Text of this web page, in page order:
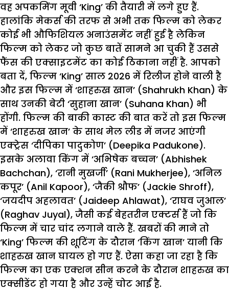
वह अपकमिंग मूवी ‘King’ की तैयारी में लगे हुए हैं.
हालांकि मेकर्स की तरफ से अभी तक फिल्म को लेकर
कोई भी औफिशियल अनाउंसमेंट नहीं हुई है लेकिन
फिल्म को लेकर जो कुछ बातें सामने आ चुकी हैं उससे
फैंस की एक्साइटमेंट का कोई ठिकाना नहीं है. आपको
बता दें, फिल्म ‘King’ साल 2026 में रिलीज होने वाली है
और इस फिल्म में ‘शाहरुख खान’ (Shahrukh Khan) के
साथ उनकी बेटी ‘सुहाना खान’ (Suhana Khan) भी
होंगी. फिल्म की बाकी कास्ट की बात करें तो इस फिल्म
में ‘शाहरुख खान’ के साथ मेल लीड में नजर आएंगी
एक्ट्रेस ‘दीपिका पादुकोण’ (Deepika Padukone).
इसके अलावा किंग में ‘अभिषेक बच्चन’ (Abhishek
Bachchan), ‘रानी मुखर्जी’ (Rani Mukherjee), ‘अनिल
कपूर’ (Anil Kapoor), ‘जैकी श्रौफ’ (Jackie Shroff),
‘जयदीप अहलावत’ (Jaideep Ahlawat), ‘राघव जुआल’
(Raghav Juyal), जैसी कई बेहतरीन एक्टर्स हैं जो कि
फिल्म में चार चांद लगाने वाले हैं. खबरों की माने तो
‘King’ फिल्म की शूटिंग के दौरान ‘किंग खान’ यानी कि
शाहरुख खान घायल हो गए हैं. ऐसा कहा जा रहा है कि
फिल्म का एक एक्शन सीन करने के दौरान शाहरुख का
एक्सीडेंट हो गया है और उन्हें चोट आई है.